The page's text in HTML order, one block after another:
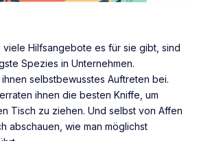
viele Hilfsangebote es für sie gibt, sind
Spezies in Unternehmen.
selbstbewusstes Auftreten bei.
ihnen die besten Kniffe, um
Tisch zu ziehen. Und selbst von Affen
abschauen, wie man möglichst